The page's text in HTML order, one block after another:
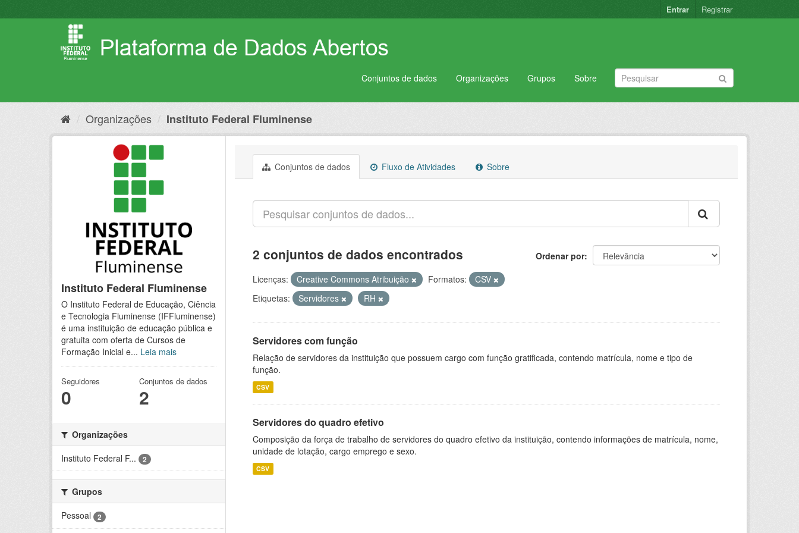
para
Entrar Registrar
Conjuntos de dados Organizações Grupos Sobre
Organizações Instituto Federal Fluminense
Instituto Federal Fluminense
O Instituto Federal de Educação, Ciência
e Tecnologia Fluminense (IFFluminense)
é uma instituição de educação pública e
gratuita com oferta de Cursos de
Formação Inicial e... Leia mais
Seguidores
0
Conjuntos de dados
2
Organizações
Instituto Federal F...
2
Grupos
Pessoal
2
Conjuntos de dados Fluxo de Atividades Sobre
Ordenar por
2 conjuntos de dados encontrados
Licenças: Creative Commons Atribuição Formatos:
CSV
Etiquetas:
Servidores RH
Servidores com função
Relação de servidores da instituição que possuem cargo com função gratificada, contendo matrícula, nome e tipo de
função.
CSV
Servidores do quadro efetivo
Composição da força de trabalho de servidores do quadro efetivo da instituição, contendo informações de matrícula, nome,
unidade de lotação, cargo emprego e sexo.
CSV